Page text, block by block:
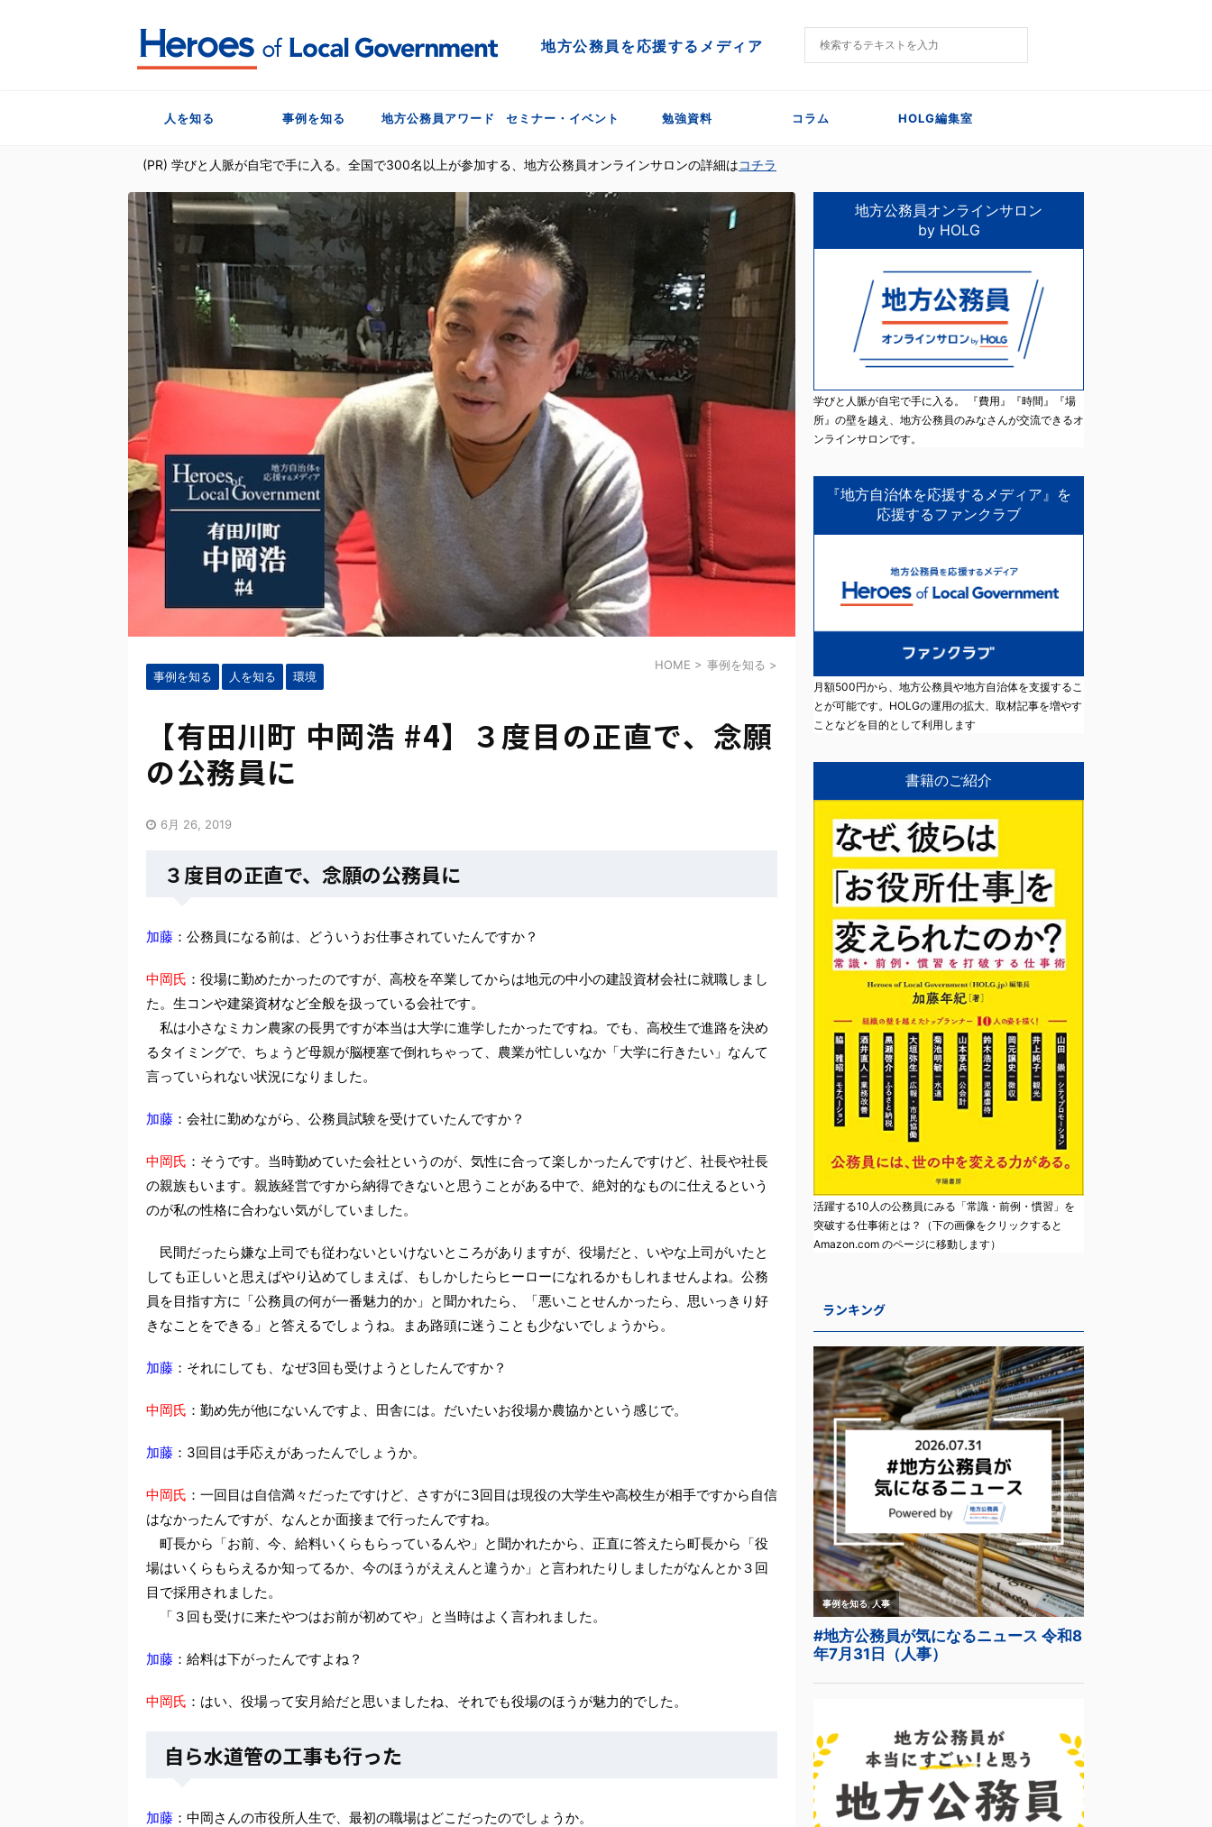
地方公務員を応援するメディア
人を知る 事例を知る 地方公務員アワード セミナー・イベント 勉強資料 コラム HOLG編集室
(PR) 学びと人脈が自宅で手に入る。全国で300名以上が参加する、地方公務員オンラインサロンの詳細はコチラ
HOME > 事例を知る >
事例を知る
人を知る 環境
【有田川町 中岡浩 #4】３度目の正直で、念願
の公務員に
6月 26, 2019
３度目の正直で、念願の公務員に
加藤 ：公務員になる前は、どういうお仕事されていたんですか？
中岡氏 ：役場に勤めたかったのですが、高校を卒業してからは地元の中小の建設資材会社に就職しまし
た。生コンや建築資材など全般を扱っている会社です。
私は小さなミカン農家の長男ですが本当は大学に進学したかったですね。でも、高校生で進路を決め
るタイミングで、ちょうど母親が脳梗塞で倒れちゃって、農業が忙しいなか「大学に行きたい」なんて
言っていられない状況になりました。
加藤 ：会社に勤めながら、公務員試験を受けていたんですか？
中岡氏 ：そうです。当時勤めていた会社というのが、気性に合って楽しかったんですけど、社長や社長
の親族もいます。親族経営ですから納得できないと思うことがある中で、絶対的なものに仕えるという
のが私の性格に合わない気がしていました。
民間だったら嫌な上司でも従わないといけないところがありますが、役場だと、いやな上司がいたと
しても正しいと思えばやり込めてしまえば、もしかしたらヒーローになれるかもしれませんよね。公務
員を目指す方に「公務員の何が一番魅力的か」と聞かれたら、「悪いことせんかったら、思いっきり好
きなことをできる」と答えるでしょうね。まあ路頭に迷うことも少ないでしょうから。
加藤 ：それにしても、なぜ3回も受けようとしたんですか？
中岡氏 ：勤め先が他にないんですよ、田舎には。だいたいお役場か農協かという感じで。
加藤 ：3回目は手応えがあったんでしょうか。
中岡氏 ：一回目は自信満々だったですけど、さすがに3回目は現役の大学生や高校生が相手ですから自信
はなかったんですが、なんとか面接まで行ったんですね。
町長から「お前、今、給料いくらもらっているんや」と聞かれたから、正直に答えたら町長から「役
場はいくらもらえるか知ってるか、今のほうがええんと違うか」と言われたりしましたがなんとか３回
目で採用されました。
「３回も受けに来たやつはお前が初めてや」と当時はよく言われました。
加藤 ：給料は下がったんですよね？
中岡氏 ：はい、役場って安月給だと思いましたね、それでも役場のほうが魅力的でした。
自ら水道管の工事も行った
加藤 ：中岡さんの市役所人生で、最初の職場はどこだったのでしょうか。
地方公務員オンラインサロン
by HOLG
学びと人脈が自宅で手に入る。 『費用』『時間』『場
所』の壁を越え、地方公務員のみなさんが交流できるオ
ンラインサロンです。
『地方自治体を応援するメディア』を
応援するファンクラブ
月額500円から、地方公務員や地方自治体を支援するこ
とが可能です。HOLGの運用の拡大、取材記事を増やす
ことなどを目的として利用します
書籍のご紹介
活躍する10人の公務員にみる「常識・前例・慣習」を
突破する仕事術とは？（下の画像をクリックすると
Amazon.com のページに移動します）
ランキング